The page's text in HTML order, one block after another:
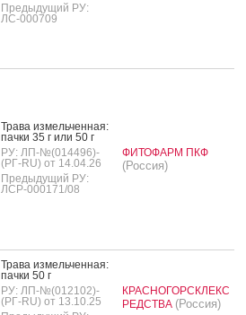
Предыдущий РУ:
ЛС-000709
Тра­ва из­мель­чен­ная:
пач­ки 35 г или 50 г
РУ: ЛП-№(014496)-
(РГ-RU) от 14.04.26
Предыдущий РУ:
ЛСР-000171/08
ФИТОФАРМ ПКФ
(Россия)
Тра­ва из­мель­чен­ная:
пач­ки 50 г
РУ: ЛП-№(012102)-
(РГ-RU) от 13.10.25
КРАСНОГОРСКЛЕКС
РЕДСТВА (Россия)